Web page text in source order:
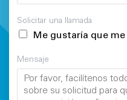
Solicitar una llamada
Me gustaría que
Mensaje